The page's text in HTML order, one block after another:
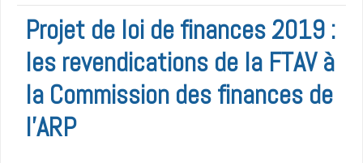
Projet de loi de finances 2019 :
les revendications de la FTAV à
la Commission des finances de
l’ARP